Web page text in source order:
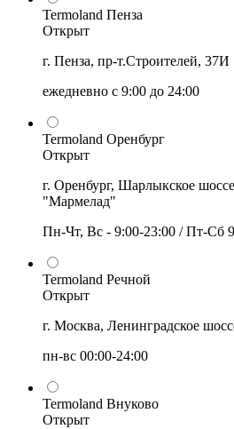
Termoland Пенза
Открыт
г. Пенза, пр-т.Строителей, 37И
ежедневно с 9:00 до 24:00
Termoland Оренбург
Открыт
г. Оренбург, Шарлыкское
"Мармелад"
Пн-Чт, Вс - 9:00-23:00 / Пт-Сб
Termoland Речной
Открыт
г. Москва, Ленинградское
пн-вс 00:00-24:00
Termoland Внуково
Открыт